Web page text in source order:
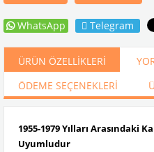
WhatsApp Telegram
ÜRÜN ÖZELLIKLERI
ÖDEME SEÇENEKLERI
1955-1979 Yılları Arasındaki
Uyumludur